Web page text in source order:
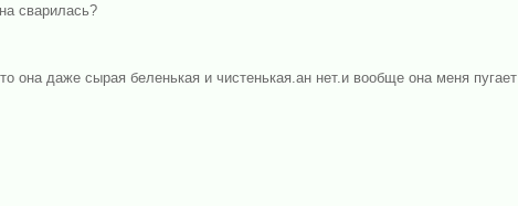
сварилась?
она даже сырая беленькая и чистенькая.ан нет.и вообще она меня пугает